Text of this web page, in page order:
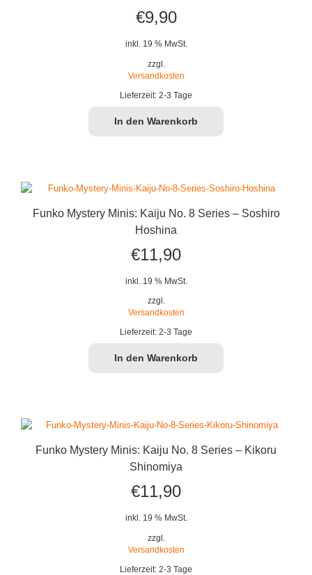
€9,90
inkl. 19 % MwSt.
zzgl.
Versandkosten
Lieferzeit: 2-3 Tage
In den Warenkorb
Funko Mystery Minis: Kaiju No. 8 Series – Soshiro
Hoshina
€11,90
inkl. 19 % MwSt.
zzgl.
Versandkosten
Lieferzeit: 2-3 Tage
In den Warenkorb
Funko Mystery Minis: Kaiju No. 8 Series – Kikoru
Shinomiya
€11,90
inkl. 19 % MwSt.
zzgl.
Versandkosten
Lieferzeit: 2-3 Tage